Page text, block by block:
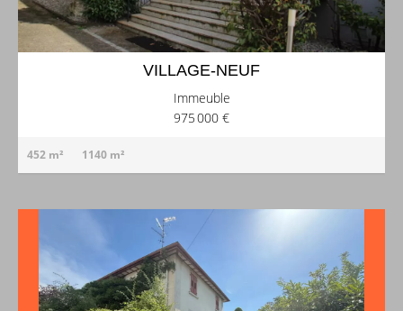
VILLAGE-NEUF
Immeuble
975 000 €
452 m² 1140 m²